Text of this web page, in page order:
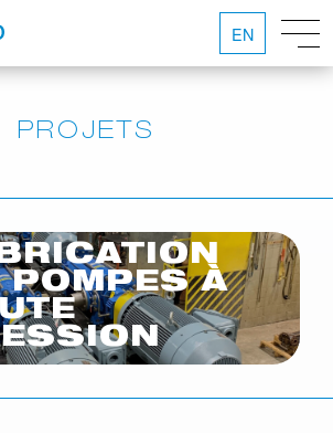
EN
PROJETS
POMPES À